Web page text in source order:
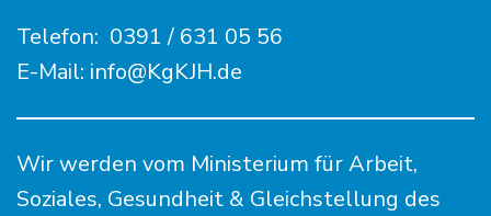
Telefon: 0391 / 631 05 56
E-Mail: info@KgKJH.de
Wir werden vom Ministerium für Arbeit,
Soziales, Gesundheit & Gleichstellung des